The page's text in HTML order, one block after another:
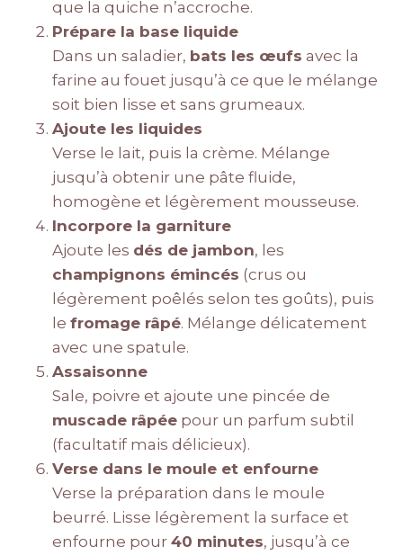
que la quiche n’accroche.
Prépare la base liquide
Dans un saladier, bats les œufs avec la
farine au fouet jusqu’à ce que le mélange
soit bien lisse et sans grumeaux.
Ajoute les liquides
Verse le lait, puis la crème. Mélange
jusqu’à obtenir une pâte fluide,
homogène et légèrement mousseuse.
Incorpore la garniture
Ajoute les dés de jambon, les
champignons émincés (crus ou
légèrement poêlés selon tes goûts), puis
le fromage râpé. Mélange délicatement
avec une spatule.
Assaisonne
Sale, poivre et ajoute une pincée de
muscade râpée pour un parfum subtil
(facultatif mais délicieux).
Verse dans le moule et enfourne
Verse la préparation dans le moule
beurré. Lisse légèrement la surface et
enfourne pour 40 minutes, jusqu’à ce